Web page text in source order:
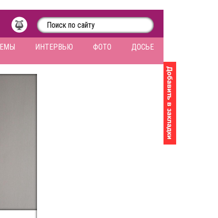
ИНТЕРВЬЮ ФОТО ДОСЬЕ